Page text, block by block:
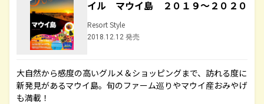
イル マウイ島 ２０１９～２０２０
Resort Style
2018.12.12 発売
大自然から感度の高いグルメ＆ショッピングまで、訪れる度に
新発見があるマウイ島。旬のファーム巡りやマウイ産おみやげ
も満載！